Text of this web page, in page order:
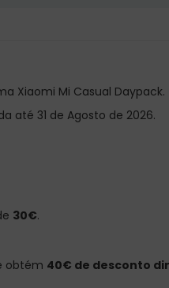
Xiaomi Mi Casual Daypack.
até 31 de Agosto de 2026.
30€.
obtém 40€ de desconto